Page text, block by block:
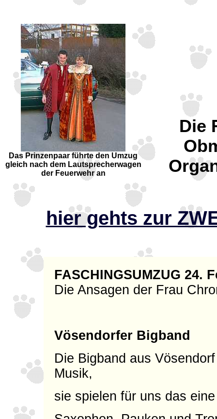
Das Prinzenpaar führte den Umzug
gleich nach dem Lautsprecherwagen
der Feuerwehr an
Die
hier gehts zur
FASCHINGSUMZUG 24.
Die Ansagen der Frau
Vösendorfer Bigband
Die Bigband aus
Musik,
sie spielen für uns das